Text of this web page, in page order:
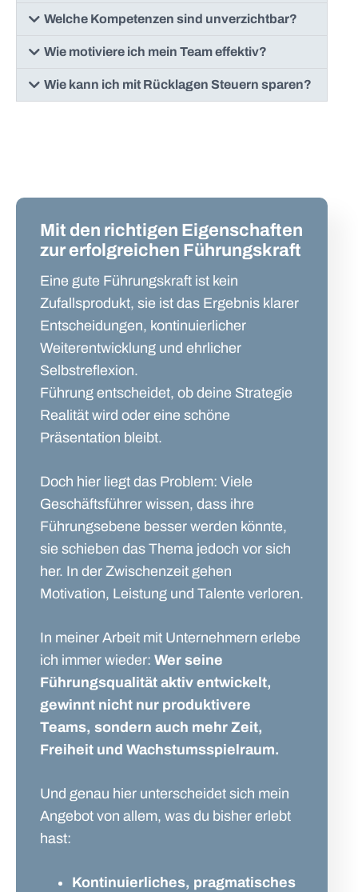
Welche Kompetenzen sind unverzichtbar?
Wie motiviere ich mein Team effektiv?
Wie kann ich mit Rücklagen Steuern sparen?
Mit den richtigen Eigenschaften
zur erfolgreichen Führungskraft
Eine gute Führungskraft ist kein
Zufallsprodukt, sie ist das Ergebnis klarer
Entscheidungen, kontinuierlicher
Weiterentwicklung und ehrlicher
Selbstreflexion.
Führung entscheidet, ob deine Strategie
Realität wird oder eine schöne
Präsentation bleibt.
Doch hier liegt das Problem: Viele
Geschäftsführer wissen, dass ihre
Führungsebene besser werden könnte,
sie schieben das Thema jedoch vor sich
her. In der Zwischenzeit gehen
Motivation, Leistung und Talente verloren.
In meiner Arbeit mit Unternehmern erlebe
ich immer wieder: Wer seine
Führungsqualität aktiv entwickelt,
gewinnt nicht nur produktivere
Teams, sondern auch mehr Zeit,
Freiheit und Wachstumsspielraum.
Und genau hier unterscheidet sich mein
Angebot von allem, was du bisher erlebt
hast:
Kontinuierliches, pragmatisches